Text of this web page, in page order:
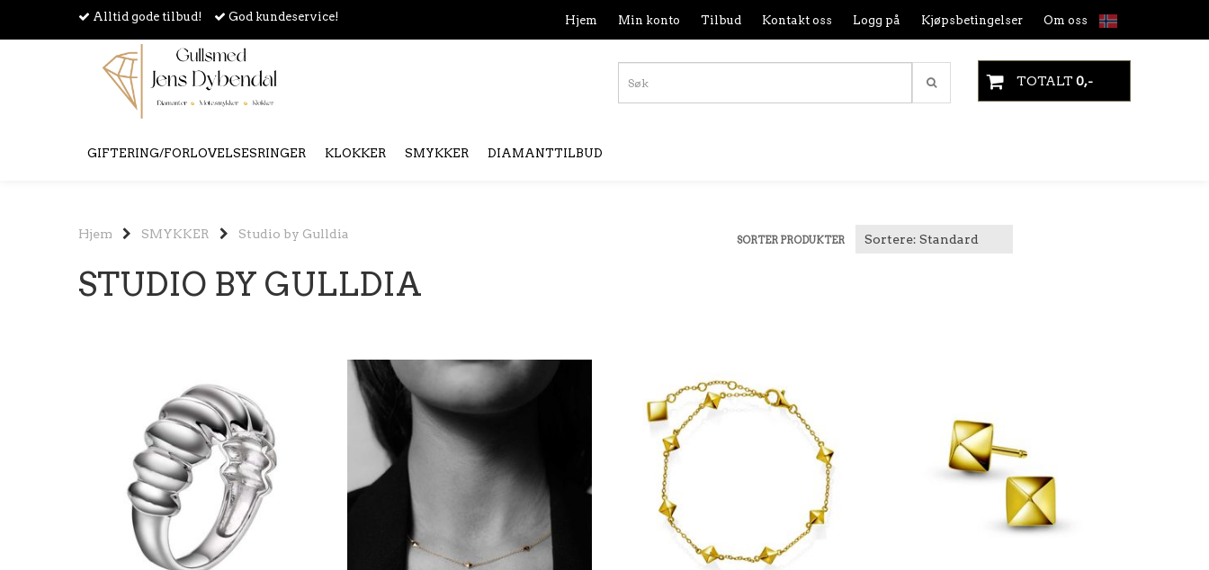
Alltid gode tilbud! God kundeservice! Hjem Min konto Tilbud Kontakt oss Logg på Kjøpsbetingelser Om oss
TOTALT 0,-
GIFTERING/FORLOVELSESRINGER KLOKKER SMYKKER DIAMANTTILBUD
Hjem SMYKKER Studio by Gulldia SORTER PRODUKTER
STUDIO BY GULLDIA